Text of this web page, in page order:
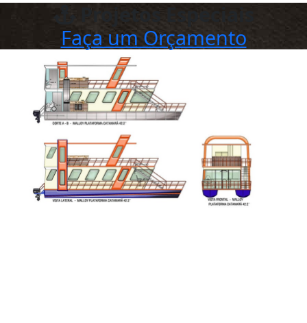
Projetos Especiais
Faça um Orçamento
Previous